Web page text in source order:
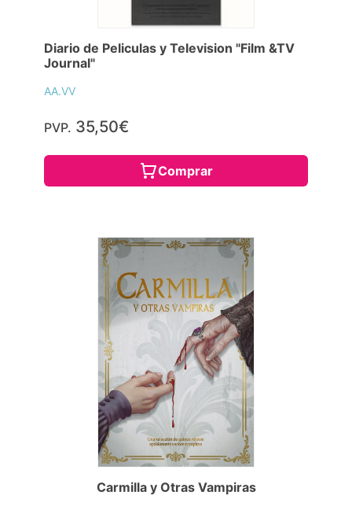
Diario de Peliculas y Television "Film &TV
Journal"
AA.VV
PVP. 35,50€
Comprar
Carmilla y Otras Vampiras